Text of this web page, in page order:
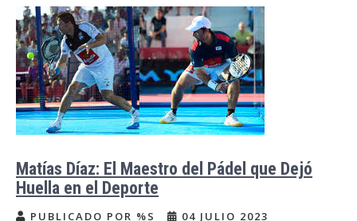
Matías Díaz: El Maestro del Pádel que Dejó
Huella en el Deporte
PUBLICADO POR %S 04 JULIO 2023